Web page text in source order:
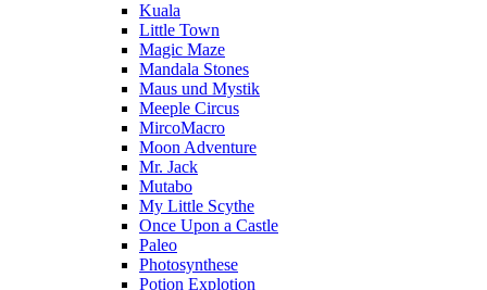
Kuala
Little Town
Magic Maze
Mandala Stones
Maus und Mystik
Meeple Circus
MircoMacro
Moon Adventure
Mr. Jack
Mutabo
My Little Scythe
Once Upon a Castle
Paleo
Photosynthese
Potion Explotion